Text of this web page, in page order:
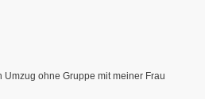
ohne Gruppe mit meiner Frau